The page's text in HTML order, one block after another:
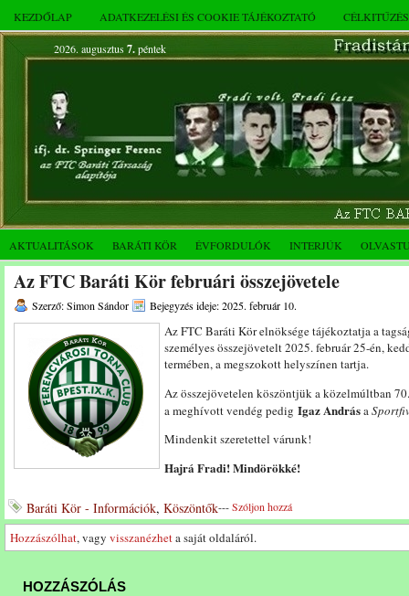
KEZDŐLAP ADATKEZELÉSI ÉS COOKIE TÁJÉKOZTATÓ
2026. augusztus 7.péntek
AKTUALITÁSOK BARÁTI KÖR ÉVFORDULÓK INTERJÚK
Az FTC Baráti Kör februári összejövetele
Szerző: Simon Sándor Bejegyzés ideje: 2025. február 10.
Az FTC Baráti Kör elnöksége tájékoztatja a
személyes összejövetelt 2025. február 25-én,
termében, a megszokott helyszínen tartja.
Az összejövetelen köszöntjük a közelmúltban
a meghívott vendég pedig Igaz Andrása
Mindenkit szeretettel várunk!
Hajrá Fradi! Mindörökké!
Baráti Kör - Információk, Köszöntők---Szóljon hozzá
Hozzászólhat, vagy visszanézheta saját oldaláról.
HOZZÁSZÓLÁS